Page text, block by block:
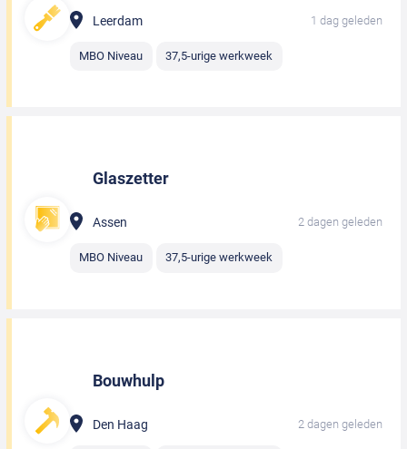
Leerdam 1 dag geleden
MBO Niveau 37,5-urige werkweek
Glaszetter
Assen 2 dagen geleden
MBO Niveau 37,5-urige werkweek
Bouwhulp
Den Haag 2 dagen geleden